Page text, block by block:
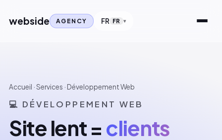
webside AGENCY FR FR
Accueil ·Services · Développement Web
💻 DÉVELOPPEMENT WEB
Site lent = clients